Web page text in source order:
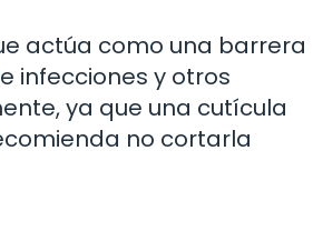
actúa como una barrera
infecciones y otros
ya que una cutícula
no cortarla